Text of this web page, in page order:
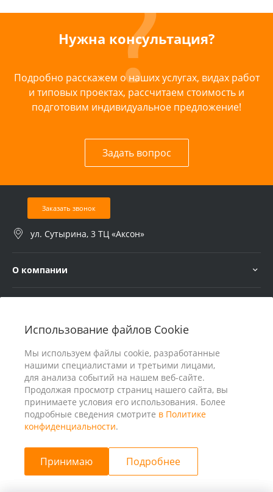
Использование файлов Cookie
Мы используем файлы cookie, разработанные
нашими специалистами и третьими лицами,
для анализа событий на нашем веб-сайте.
Продолжая просмотр страниц нашего сайта, вы
принимаете условия его использования. Более
подробные сведения смотрите в Политике
конфиденциальности.
Принимаю Подробнее
Нужна консультация?
Подробно расскажем о наших услугах, видах работ
и типовых проектах, рассчитаем стоимость и
подготовим индивидуальное предложение!
Задать вопрос
Заказать звонок
ул. Сутырина, 3 ТЦ «Аксон»
О компании